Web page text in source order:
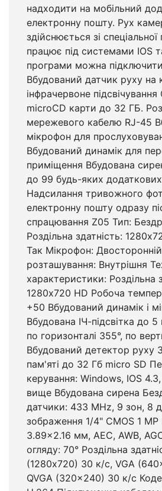
надходити на мобільний
електронну пошту. Рух
здійснюється зі
працює під системами IOS
програми можна
Вбудований датчик руху на
інфрачервоне
microCD карти до 32 ГБ.
мережевого кабелю RJ-45
мікрофон для
Вбудований динамік для
приміщення Вбудована
до 99 будь-яких додаткових
Надсилання тривожного
електронну пошту одразу
спрацювання Z05 Тип:
Роздільна здатність:
Так Мікрофон:
розташування: Внутрішня
характеристики: Роздільна
1280x720 HD Робоча
+50 Вбудований динамік і
Вбудована ІЧ-підсвітка до
по горизонталі 355°, по
Вбудований детектор руху
пам'яті до 32 Гб micro SD
керування: Windows, IOS
вище Вбудована сирена
датчики: 433 MHz, 9 зон, 8
зображення 1/4" CMOS 1 MP
3.89x2.16 мм, AEC, AWB,
огляду: 70° Роздільна
(1280х720) 30 к/с, VGA
QVGA (320x240) 30 к/с